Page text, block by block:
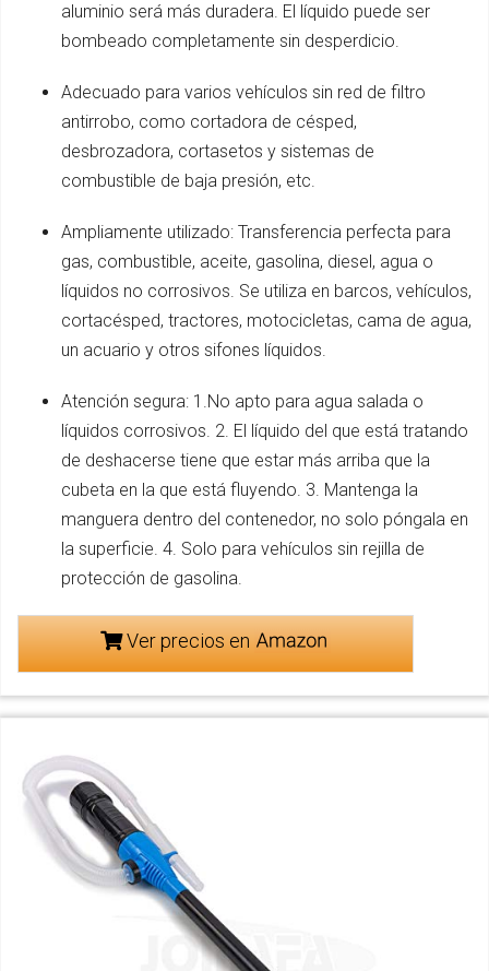
aluminio será más duradera. El líquido puede ser
bombeado completamente sin desperdicio.
Adecuado para varios vehículos sin red de filtro
antirrobo, como cortadora de césped,
desbrozadora, cortasetos y sistemas de
combustible de baja presión, etc.
Ampliamente utilizado: Transferencia perfecta para
gas, combustible, aceite, gasolina, diesel, agua o
líquidos no corrosivos. Se utiliza en barcos, vehículos,
cortacésped, tractores, motocicletas, cama de agua,
un acuario y otros sifones líquidos.
Atención segura: 1.No apto para agua salada o
líquidos corrosivos. 2. El líquido del que está tratando
de deshacerse tiene que estar más arriba que la
cubeta en la que está fluyendo. 3. Mantenga la
manguera dentro del contenedor, no solo póngala en
la superficie. 4. Solo para vehículos sin rejilla de
protección de gasolina.
Ver precios en